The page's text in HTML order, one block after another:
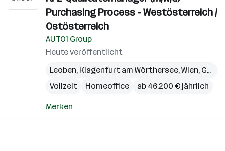
Purchasing Process - Westösterreich /
Ostösterreich
AUTO1 Group
Heute veröffentlicht
Leoben, Klagenfurt am Wörthersee,Wien, Graz
Vollzeit
Homeoffice ab 46.200 € jährlich
Merken